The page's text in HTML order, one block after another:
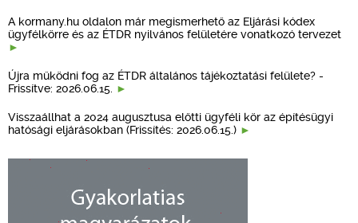
A kormany.hu oldalon már megismerhető az Eljárási kódex
ügyfélkörre és az ÉTDR nyilvános felületére vonatkozó tervezet
Újra működni fog az ÉTDR általános tájékoztatási felülete? -
Frissítve: 2026.06.15.
Visszaállhat a 2024 augusztusa előtti ügyféli kör az építésügyi
hatósági eljárásokban (Frissítés: 2026.06.15.)